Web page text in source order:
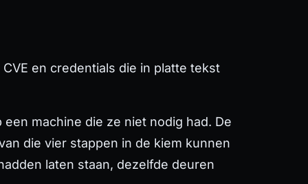
en credentials die in platte tekst
machine die ze niet nodig had. De
die vier stappen in de kiem kunnen
laten staan, dezelfde deuren